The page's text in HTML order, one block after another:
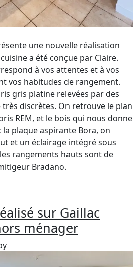
une nouvelle réalisation
a été conçue par Claire.
à vos attentes et à vos
vos habitudes de rangement.
gris platine relevées par des
discrètes. On retrouve le plan
REM, et le bois qui nous donne
la plaque aspirante Bora, on
et un éclairage intégré sous
rangements hauts sont de
Bradano.
sur Gaillac
ménager